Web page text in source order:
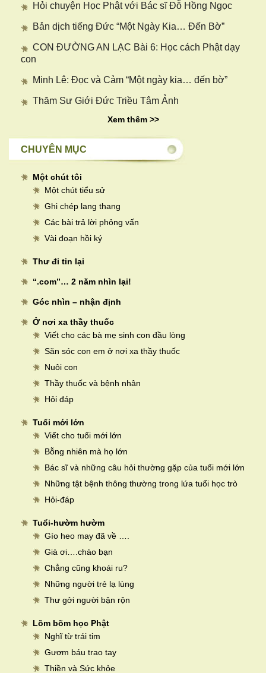
Hỏi chuyện Học Phật với Bác sĩ Đỗ Hồng Ngọc
Bản dịch tiếng Đức “Một Ngày Kia… Đến Bờ”
CON ĐƯỜNG AN LẠC Bài 6: Học cách Phật dạy
con
Minh Lê: Đọc và Cảm “Một ngày kia… đến bờ”
Thăm Sư Giới Đức Triều Tâm Ảnh
Xem thêm >>
CHUYÊN MỤC
Một chút tôi
Một chút tiểu sử
Ghi chép lang thang
Các bài trả lời phỏng vấn
Vài đoạn hồi ký
Thư đi tin lại
“.com”… 2 năm nhìn lại!
Góc nhìn – nhận định
Ở nơi xa thầy thuốc
Viết cho các bà mẹ sinh con đầu lòng
Săn sóc con em ở nơi xa thầy thuốc
Nuôi con
Thầy thuốc và bệnh nhân
Hỏi đáp
Tuổi mới lớn
Viết cho tuổi mới lớn
Bỗng nhiên mà họ lớn
Bác sĩ và những câu hỏi thường gặp của tuổi mới lớn
Những tật bệnh thông thường trong lứa tuổi học trò
Hỏi-đáp
Tuổi-hườm hườm
Gío heo may đã về ….
Già ơi….chào bạn
Chẳng cũng khoái ru?
Những người trẻ lạ lùng
Thư gởi người bận rộn
Lõm bõm học Phật
Nghĩ từ trái tim
Gươm báu trao tay
Thiền và Sức khỏe